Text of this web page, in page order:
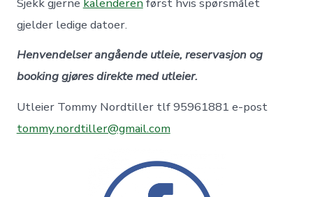
gjelder ledige datoer.
Henvendelser angående utleie, reservasjon og
booking gjøres direkte med utleier.
Utleier Tommy Nordtiller tlf 95961881 e-post
tommy.nordtiller@gmail.com